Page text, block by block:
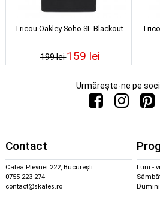
Tricou Oakley Soho SL Blackout
199 lei159 lei
Urmărește-ne pe
Contact
Calea Plevnei 222, București
0755 223 274
contact@skates.ro
Luni -